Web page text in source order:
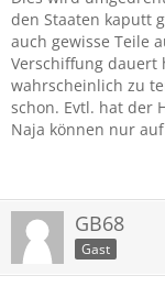
Aber die
nach dem
erschreckend. Da
Wenn dort mal
vielleicht den
Teil heute noch
vorsichtig sein
den Staaten kaputt
auch gewisse Teile
Verschiffung dauert
wahrscheinlich zu
schon. Evtl. hat der
Naja können nur
GB68
Gast